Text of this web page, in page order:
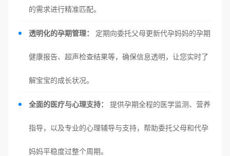
的需求进行精准匹配。
透明化的孕期管理： 定期向委托父母更新代孕妈妈的孕期
健康报告、超声检查结果等，确保信息透明，让您实时了
解宝宝的成长状况。
全面的医疗与心理支持： 提供孕期全程的医学监测、营养
指导，以及专业的心理辅导与支持，帮助委托父母和代孕
妈妈平稳度过整个周期。